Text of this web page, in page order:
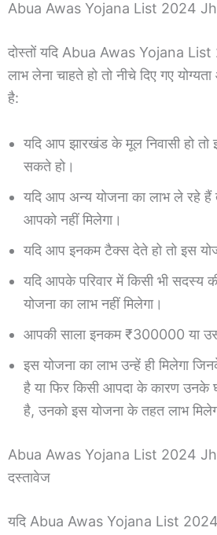
Abua Awas Yojana List 2024
दोस्तों यदि Abua Awas Yojana
लाभ लेना चाहते हो तो नीचे दिए गए
है:
यदि आप झारखंड के मूल निवासी हो तो
सकते हो।
यदि आप अन्य योजना का लाभ ले रहे हैं
आपको नहीं मिलेगा।
यदि आप इनकम टैक्स देते हो तो इस
यदि आपके परिवार में किसी भी सदस्य
योजना का लाभ नहीं मिलेगा।
आपकी साला इनकम ₹300000 या
इस योजना का लाभ उन्हें ही मिलेगा
है या फिर किसी आपदा के कारण उनके
है, उनको इस योजना के तहत लाभ
Abua Awas Yojana List 2024
दस्तावेज
यदि Abua Awas Yojana List